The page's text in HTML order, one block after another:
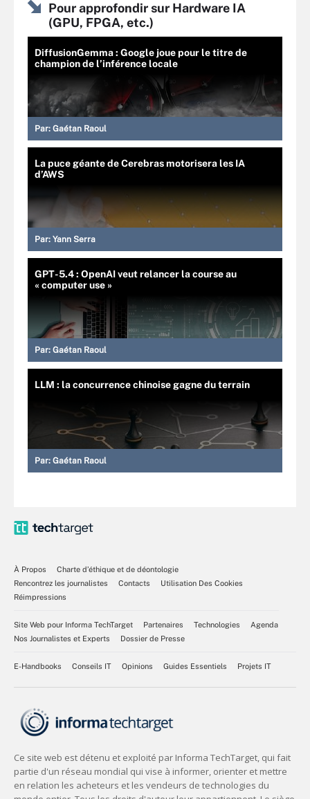
Pour approfondir sur Hardware IA
(GPU, FPGA, etc.)
DiffusionGemma : Google joue pour le titre de
champion de l’inférence locale
Par: Gaétan Raoul
La puce géante de Cerebras motorisera les IA
d’AWS
Par: Yann Serra
GPT-5.4 : OpenAI veut relancer la course au
« computer use »
Par: Gaétan Raoul
LLM : la concurrence chinoise gagne du terrain
Par: Gaétan Raoul
À Propos
Charte d’éthique et de déontologie
Rencontrez les journalistes
Contacts
Utilisation Des Cookies
Réimpressions
Site Web pour Informa TechTarget Partenaires Technologies
Agenda
Nos Journalistes et Experts
Dossier de Presse
E-Handbooks Conseils IT Opinions Guides Essentiels Projets IT